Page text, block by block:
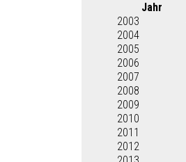
Jahr
2003
2004
2005
2006
2007
2008
2009
2010
2011
2012